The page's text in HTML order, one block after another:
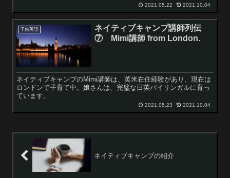
2021.05.22 2021.10.04
子供英語
ネイティブキャンプ講師列伝
⑦ Mimi講師 from London.
ネイティブキャンプのMimi講師は、英米在住経験があり、現在は
ロンドンで子育て中。娘さんは、完璧な日英バイリンガルに育っ
ています。
2021.05.23 2021.10.04
ネイティブキャンプの紹介